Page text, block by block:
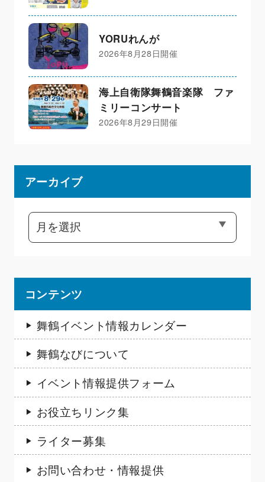
YORUれんが
2026年8月28日開催
海上自衛隊舞鶴音楽隊 ファ
ミリーコンサート
2026年8月29日開催
アーカイブ
コンテンツ
舞鶴イベント情報カレンダー
舞鶴なびについて
イベント情報提供フォーム
お役立ちリンク集
ライター募集
お問い合わせ・情報提供